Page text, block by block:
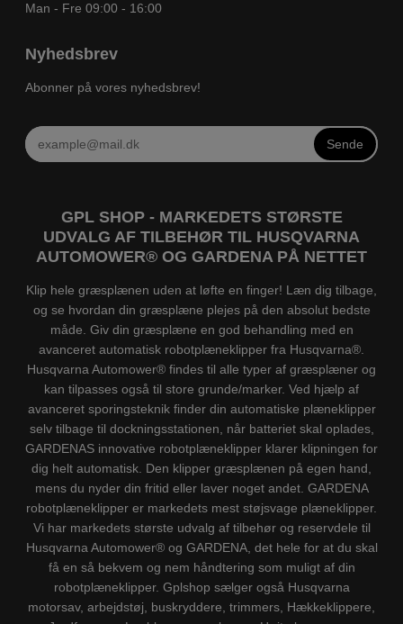
Man - Fre 09:00 - 16:00
Nyhedsbrev
Abonner på vores nyhedsbrev!
Sende
GPL SHOP - MARKEDETS STØRSTE
UDVALG AF TILBEHØR TIL HUSQVARNA
AUTOMOWER® OG GARDENA PÅ NETTET
Klip hele græsplænen uden at løfte en finger! Læn dig tilbage,
og se hvordan din græsplæne plejes på den absolut bedste
måde. Giv din græsplæne en god behandling med en
avanceret automatisk robotplæneklipper fra Husqvarna®.
Husqvarna Automower® findes til alle typer af græsplæner og
kan tilpasses også til store grunde/marker. Ved hjælp af
avanceret sporingsteknik finder din automatiske plæneklipper
selv tilbage til dockningsstationen, når batteriet skal oplades,
GARDENAS innovative robotplæneklipper klarer klipningen for
dig helt automatisk. Den klipper græsplænen på egen hand,
mens du nyder din fritid eller laver noget andet. GARDENA
robotplæneklipper er markedets mest støjsvage plæneklipper.
Vi har markedets største udvalg af tilbehør og reservdele til
Husqvarna Automower® og GARDENA, det hele for at du skal
få en så bekvem og nem håndtering som muligt af din
robotplæneklipper. Gplshop sælger også Husqvarna
motorsav, arbejdstøj, buskryddere, trimmers, Hækkeklippere,